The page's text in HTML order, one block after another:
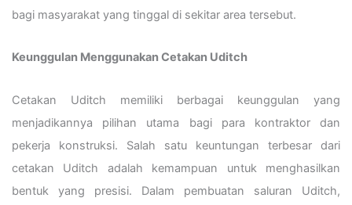
bagi masyarakat yang tinggal di sekitar area tersebut.
Keunggulan Menggunakan Cetakan Uditch
Cetakan Uditch memiliki berbagai keunggulan yang
menjadikannya pilihan utama bagi para kontraktor dan
pekerja konstruksi. Salah satu keuntungan terbesar dari
cetakan Uditch adalah kemampuan untuk menghasilkan
bentuk yang presisi. Dalam pembuatan saluran Uditch,